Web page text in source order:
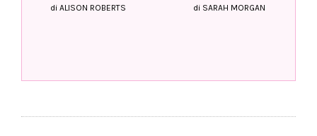
di ALISON ROBERTS di SARAH MORGAN